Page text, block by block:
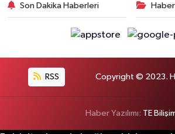
Son Dakika Haberleri
RSS Copyright © 2023.
Haber Yazılımı: TE